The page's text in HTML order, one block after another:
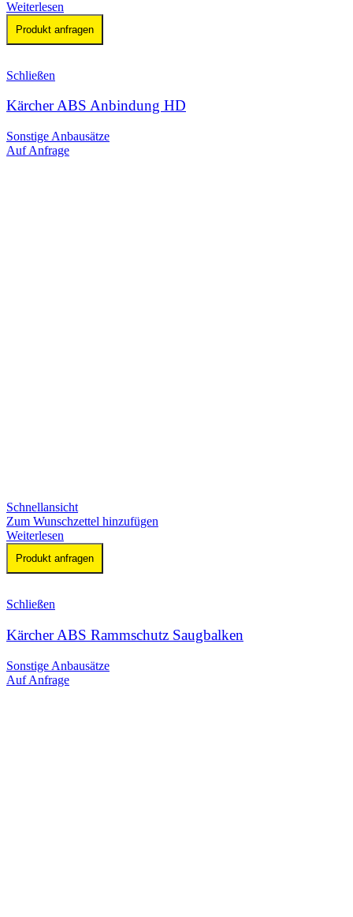
Weiterlesen
Produkt anfragen
Schließen
Kärcher ABS Anbindung HD
Sonstige Anbausätze
Auf Anfrage
Schnellansicht
Zum Wunschzettel hinzufügen
Weiterlesen
Produkt anfragen
Schließen
Kärcher ABS Rammschutz Saugbalken
Sonstige Anbausätze
Auf Anfrage